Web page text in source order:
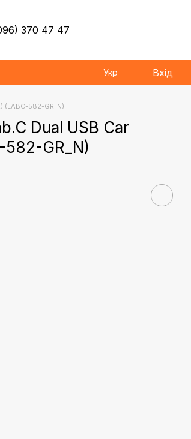
370 47 47
Укр Вхід
(LABC-582-GR_N)
Dual USB Car
582-GR_N)